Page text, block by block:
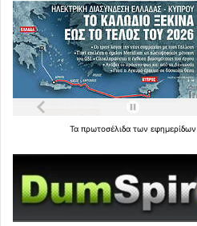
Τα πρωτοσέλιδα των εφημερίδων